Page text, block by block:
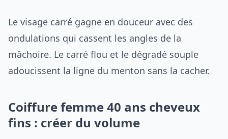
Le visage carré gagne en douceur avec des
ondulations qui cassent les angles de la
mâchoire. Le carré flou et le dégradé souple
adoucissent la ligne du menton sans la cacher.
Coiffure femme 40 ans cheveux
fins : créer du volume